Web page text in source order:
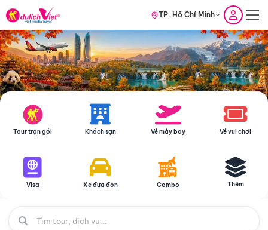
TP. Hồ Chí Minh
Tour trọn gói Khách sạn Vé máy bay Vé vui chơi
Visa Xe đưa đón Combo Thêm